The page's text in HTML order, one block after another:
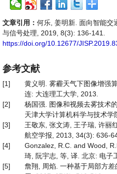
文章引用： 何乐, 姜明新. 面向智能交
与信号处理, 2019, 8(3): 136-141.
https://doi.org/10.12677/
参考文献
[1]
黄义明. 雾霾天气下图像增强
连: 大连理工大学, 2013.
[2]
杨国强. 图像和视频去雾技术
天津大学计算机科学与技术学
[3]
王敬东, 张文涛, 王子瑞, 许丽
航空学报, 2013, 34(3): 636-
[4]
Gonzalez, R.C. and Wood,
琦, 阮宇志, 等, 译. 北京: 电子
[5]
詹翔, 周焰. 一种基于局部方